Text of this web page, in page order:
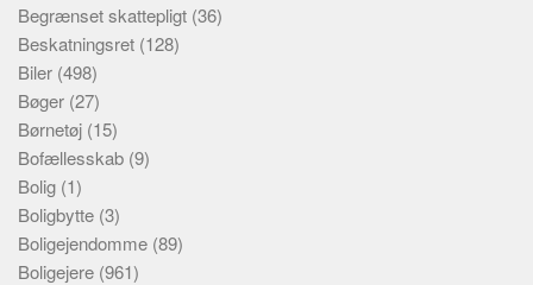
Begrænset skattepligt (36)
Beskatningsret (128)
Biler (498)
Bøger (27)
Børnetøj (15)
Bofællesskab (9)
Bolig (1)
Boligbytte (3)
Boligejendomme (89)
Boligejere (961)